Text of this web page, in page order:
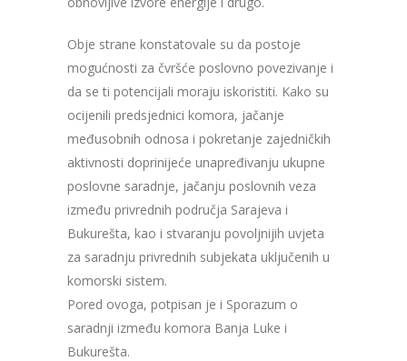
Obje strane konstatovale su da postoje
mogućnosti za čvršće poslovno povezivanje i
da se ti potencijali moraju iskoristiti. Kako su
ocijenili predsjednici komora, jačanje
međusobnih odnosa i pokretanje zajedničkih
aktivnosti doprinijeće unapređivanju ukupne
poslovne saradnje, jačanju poslovnih veza
između privrednih područja Sarajeva i
Bukurešta, kao i stvaranju povoljnijih uvjeta
za saradnju privrednih subjekata uključenih u
komorski sistem.
Pored ovoga, potpisan je i Sporazum o
saradnji između komora Banja Luke i
Bukurešta.